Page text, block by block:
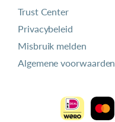
Trust Center
Privacybeleid
Misbruik melden
Algemene voorwaarden